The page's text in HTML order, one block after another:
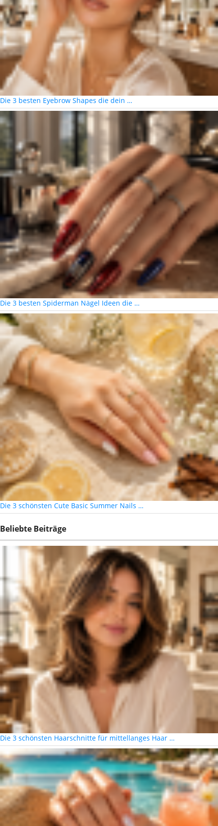
Die 3 besten Eyebrow Shapes die dein …
Die 3 besten Spiderman Nägel Ideen die …
Die 3 schönsten Cute Basic Summer Nails …
Beliebte Beiträge
Die 3 schönsten Haarschnitte für mittellanges Haar …